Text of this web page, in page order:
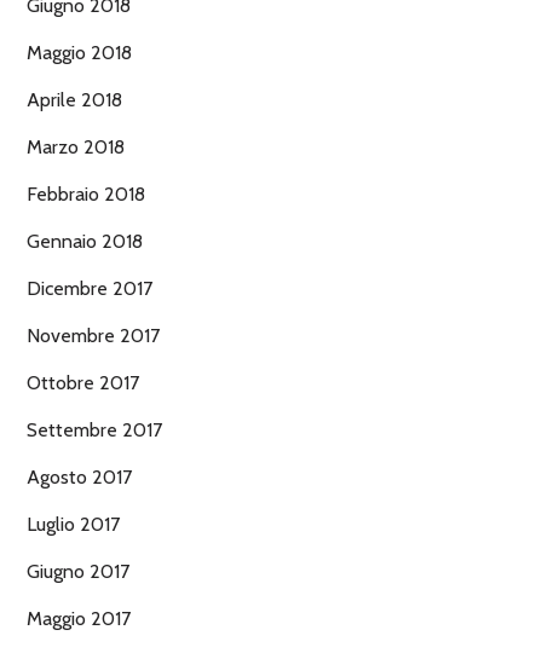
Giugno 2018
Maggio 2018
Aprile 2018
Marzo 2018
Febbraio 2018
Gennaio 2018
Dicembre 2017
Novembre 2017
Ottobre 2017
Settembre 2017
Agosto 2017
Luglio 2017
Giugno 2017
Maggio 2017